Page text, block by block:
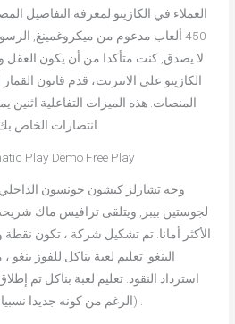
العملاء في الكازينو لمعرفة التفاصيل
450 ألعاب مدعوم من ميكروغمينغ,
لا يصدق, كنت متأكدا من أن يكون العقل
الكازينو على الانترنت، قدم قانون
المنصات. هذه الميزات التفاعلية
Play Demo Free Play
وجه تشارلز كيشون جونسون
لجوستين بيبر, ويتلقى ترافيس ماك
الأكثر أمانا. تم تشكيل شركة ، تكون
البنغو. تعليم لعبة بناكل للفوز
الرغم من كونه جديدا نسبيا في الصناعة ، على وجه الدقة) .